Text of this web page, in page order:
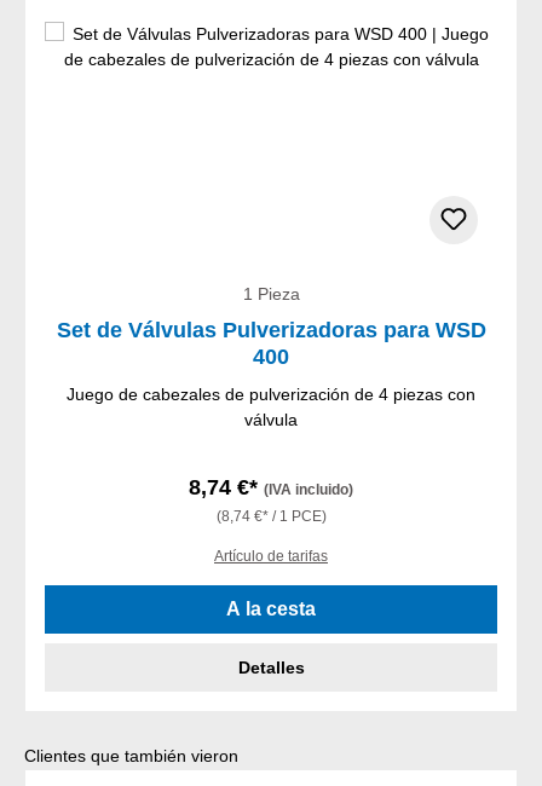
1 Pieza
Set de Válvulas Pulverizadoras para WSD
400
Juego de cabezales de pulverización de 4 piezas con
válvula
8,74 €* (IVA incluido)
(8,74 €* / 1 PCE)
Artículo de tarifas
A la cesta
Detalles
Omitir la galería de productos
Clientes que también vieron